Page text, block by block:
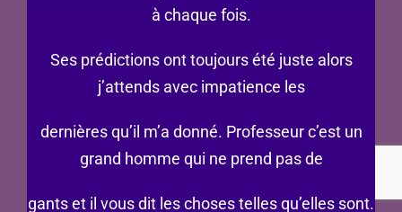
à chaque fois.
Ses prédictions ont toujours été juste alors
j’attends avec impatience les
dernières qu’il m’a donné. Professeur c’est un
grand homme qui ne prend pas de
gants et il vous dit les choses telles qu’elles sont.